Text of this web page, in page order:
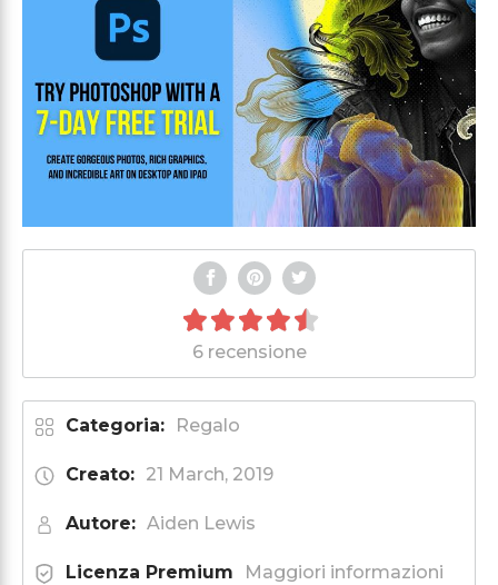
6 recensione
Categoria: Regalo
Creato: 21 March, 2019
Autore: Aiden Lewis
Licenza Premium Maggiori informazioni